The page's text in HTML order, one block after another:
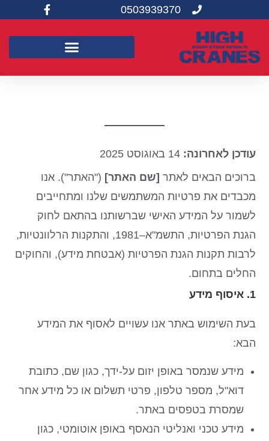
0503939370
עודכן לאחרונה: ‎‎‎14 באוגוסט 2025
ברוכים הבאים לאתר [שם האתר] ("האתר"). אנו
מכבדים את פרטיות המשתמשים שלנו ומתחייבים
לשמור על המידע האישי שברשותנו בהתאם לחוק
הגנת הפרטיות, התשמ"א–1981, והתקנות הרלוונטיות,
לרבות תקנות הגנת הפרטיות (אבטחת מידע), והחוקים
החלים בתחום.
1. איסוף מידע
בעת השימוש באתר אנו עשויים לאסוף את המידע
הבא:
מידע שנמסר באופן יזום על-ידך, כגון שם, כתובת
דוא"ל, מספר טלפון, פרטי תשלום או כל מידע אחר
שמסרת בטפסים באתר.
מידע טכני ואנליטי הנאסף באופן אוטומטי, כגון